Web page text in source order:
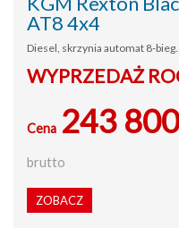
AT8 4x4
Diesel, skrzynia automat 8-
WYPRZEDAŻ
Cena 243
brutto
ZOBACZ